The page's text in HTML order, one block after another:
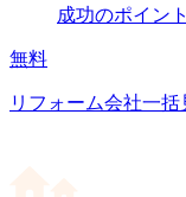
成功のポイント
無料
リフォーム会社一